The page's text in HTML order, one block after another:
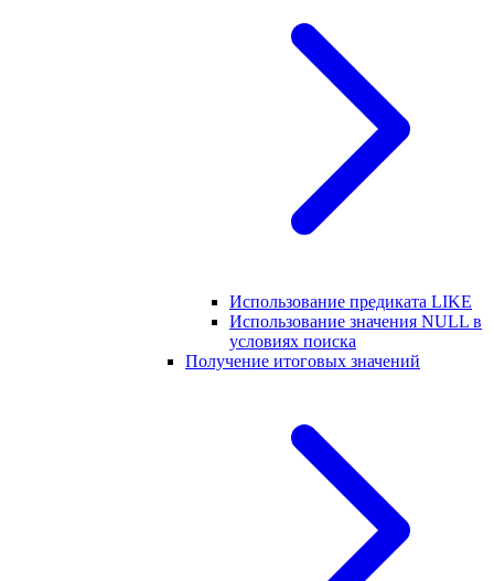
Использование предиката LIKE
Использование значения NULL в
условиях поиска
Получение итоговых значений